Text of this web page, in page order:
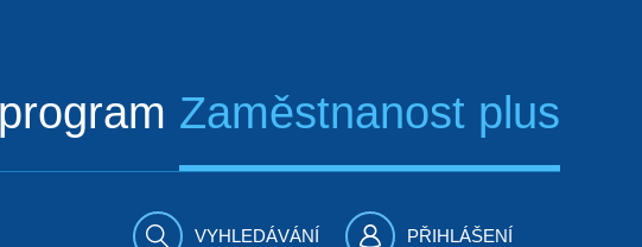
Zaměstnanost plus
VYHLEDÁVÁNÍ PŘIHLÁŠENÍ